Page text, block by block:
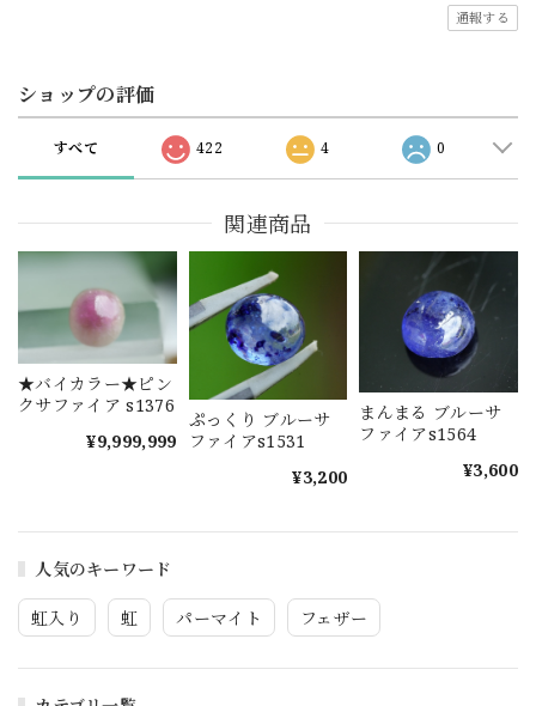
人気のキーワード
虹入り 虹 パーマイト フェザー
通報する
ショップの評価
すべて 422 4 0
関連商品
★バイカラー★ピン
クサファイア s1376
¥9,999,999
ぷっくり ブルーサ
ファイアs1531
¥3,200
まんまる ブルーサ
ファイアs1564
¥3,600